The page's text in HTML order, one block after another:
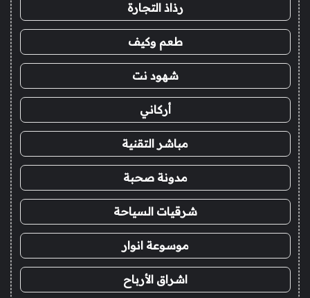
رذاذ التجارة
طعم وكيف
شهود نت
أركاني
مباشر التقنية
مدونة صحبة
شرقيات السياحة
موسوعة انوار
اشراق الأرباح